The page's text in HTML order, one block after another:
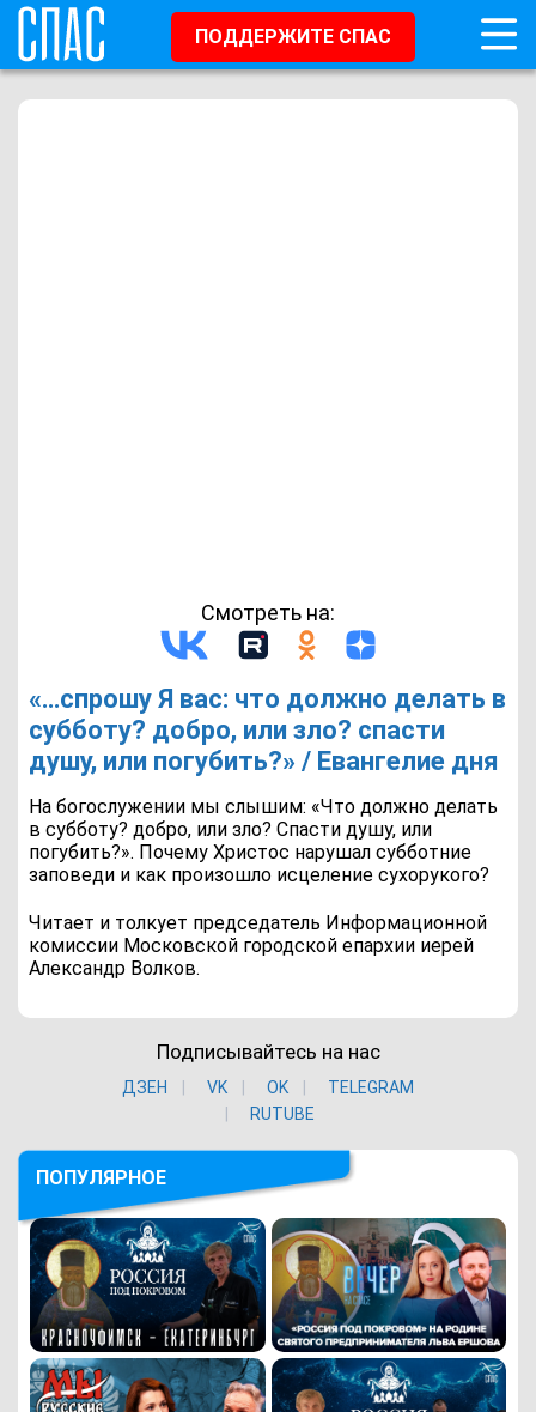
ПОДДЕРЖИТЕ СПАС
Смотреть на:
«…спрошу Я вас: что должно делать в
субботу? добро, или зло? спасти
душу, или погубить?» / Евангелие дня
На богослужении мы слышим: «Что должно делать
в субботу? добро, или зло? Спасти душу, или
погубить?». Почему Христос нарушал субботние
заповеди и как произошло исцеление сухорукого?
Читает и толкует председатель Информационной
комиссии Московской городской епархии иерей
Александр Волков.
Подписывайтесь на нас
ДЗЕН VK ОK
TELEGRAM
RUTUBE
ПОПУЛЯРНОЕ